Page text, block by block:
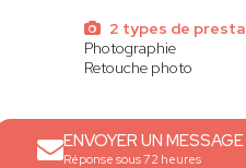
2 types de
Photographie
Retouche photo
ENVOYER UN MESSAGE
Réponse sous 72 heures